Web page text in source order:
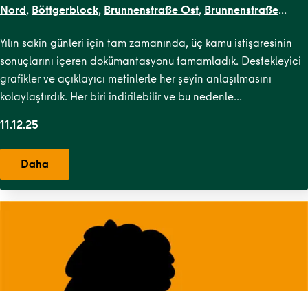
Nord, Böttgerblock, Brunnenstraße Ost, Brunnenstraße
Straße,Karl-Marx-Allee Nord,Karl-Marx-Allee
Süd,Krausenstraße,Lehrter Straße,Malplaquetkiez,Moabit
West,Ottopark,Rosa-Luxemburg-
Platz,Scheunenviertel,Schillerpark Süd,Soldiner Kiez
1,Uferstraßenkiez
Yılın sakin günleri için tam zamanında, üç kamu istişaresinin
sonuçlarını içeren dokümantasyonu tamamladık. Destekleyici
grafikler ve açıklayıcı metinlerle her şeyin anlaşılmasını
kolaylaştırdık. Her biri indirilebilir ve bu nedenle…
11.12.25
Daha